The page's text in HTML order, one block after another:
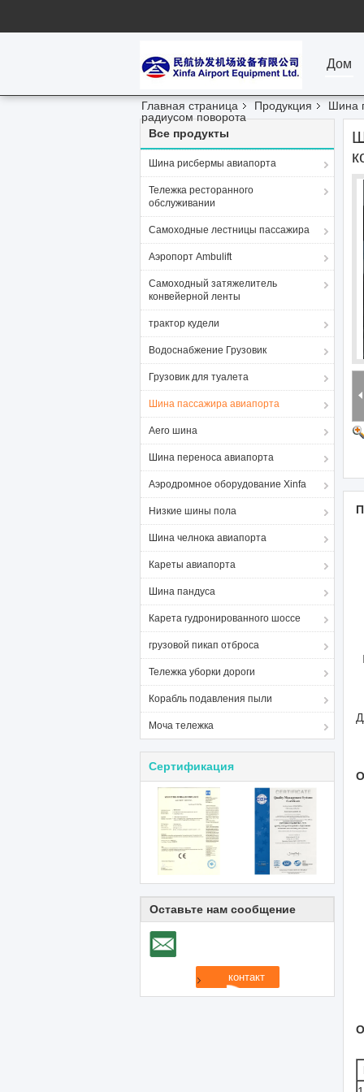
Дом
Главная страница Продукция Шина
радиусом поворота
Все продукты
Шина рисбермы авиапорта
Тележка ресторанного
обслуживании
Самоходные лестницы пассажира
Аэропорт Ambulift
Самоходный затяжелитель
конвейерной ленты
трактор кудели
Водоснабжение Грузовик
Грузовик для туалета
Шина пассажира авиапорта
Aero шина
Шина переноса авиапорта
Аэродромное оборудование Xinfa
Низкие шины пола
Шина челнока авиапорта
Кареты авиапорта
Шина пандуса
Карета гудронированного шоссе
грузовой пикап отброса
Тележка уборки дороги
Корабль подавления пыли
Моча тележка
Сертификация
Оставьте нам сообщение